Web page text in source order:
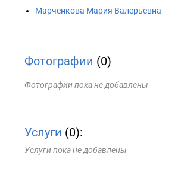
Марченкова Мария Валерьевна
Фотографии (0)
Фотографии пока не добавлены
Услуги (0):
Услуги пока не добавлены